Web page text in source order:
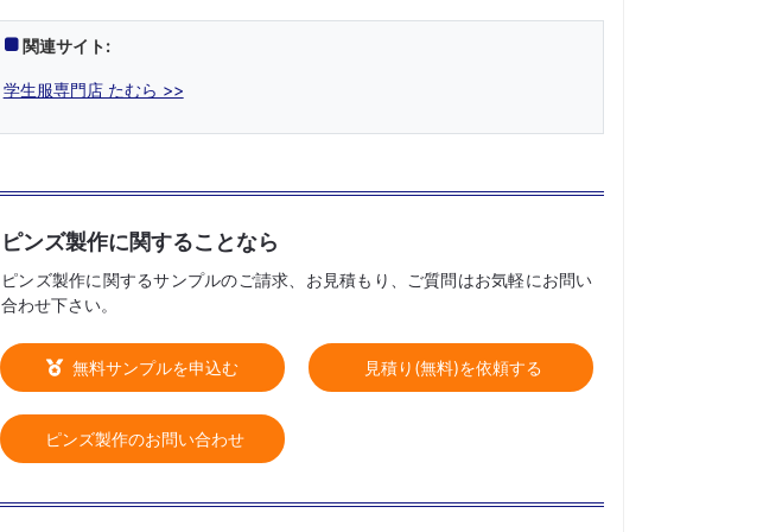
関連サイト:
学生服専門店 たむら >>
ピンズ製作に関することなら
ピンズ製作に関するサンプルのご請求、お見積もり、ご質問はお気軽にお問い
合わせ下さい。
無料サンプルを申込む 見積り(無料)を依頼する
ピンズ製作のお問い合わせ